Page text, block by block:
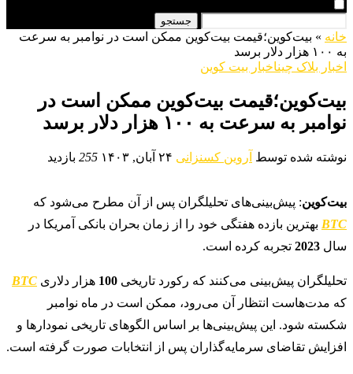
جستجو
خانه » بیت‌کوین؛قیمت بیت‌کوین ممکن است در نوامبر به سرعت
به ۱۰۰ هزار دلار برسد
اخبار بلاک چیناخبار بیت کوین
بیت‌کوین؛قیمت بیت‌کوین ممکن است در
نوامبر به سرعت به ۱۰۰ هزار دلار برسد
نوشته شده توسط آروین کسنزانی ۲۴ آبان, ۱۴۰۳ 255 بازدید
بیت‌کوین: پیش‌بینی‌های تحلیلگران پس از آن مطرح می‌شود که
BTC بهترین بازده هفتگی خود را از زمان بحران بانکی آمریکا در
سال 2023 تجربه کرده است.
تحلیلگران پیش‌بینی می‌کنند که رکورد تاریخی 100 هزار دلاری BTC
که مدت‌هاست انتظار آن می‌رود، ممکن است در ماه نوامبر
شکسته شود. این پیش‌بینی‌ها بر اساس الگوهای تاریخی نمودارها و
افزایش تقاضای سرمایه‌گذاران پس از انتخابات صورت گرفته است.